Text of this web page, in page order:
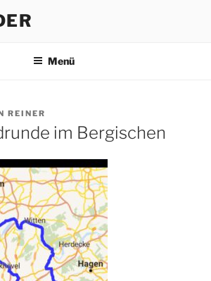
Menü
REINER
im Bergischen